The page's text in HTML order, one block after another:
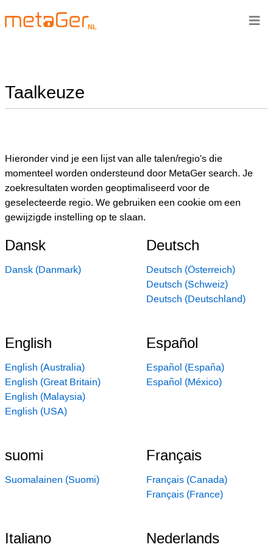
NL
Taalkeuze
Hieronder vind je een lijst van alle talen/regio's die
momenteel worden ondersteund door MetaGer search. Je
zoekresultaten worden geoptimaliseerd voor de
geselecteerde regio. We gebruiken een cookie om een
gewijzigde instelling op te slaan.
Dansk
Dansk (Danmark)
Deutsch
Deutsch (Österreich)
Deutsch (Schweiz)
Deutsch (Deutschland)
English
English (Australia)
English (Great Britain)
English (Malaysia)
English (USA)
Español
Español (España)
Español (México)
suomi
Suomalainen (Suomi)
Français
Français (Canada)
Français (France)
Italiano Nederlands
≡